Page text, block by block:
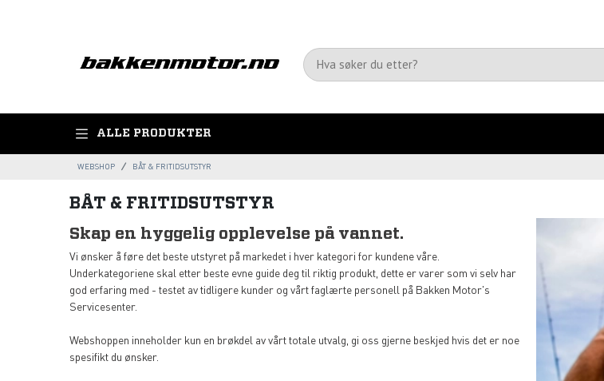
ALLE PRODUKTER
WEBSHOP BÅT & FRITIDSUTSTYR
BÅT & FRITIDSUTSTYR
Skap en hyggelig opplevelse på vannet.
Vi ønsker å føre det beste utstyret på markedet i hver kategori for kundene våre.
Underkategoriene skal etter beste evne guide deg til riktig produkt, dette er varer som vi selv har
god erfaring med - testet av tidligere kunder og vårt faglærte personell på Bakken Motor's
Servicesenter.
Webshoppen inneholder kun en brøkdel av vårt totale utvalg, gi oss gjerne beskjed hvis det er noe
spesifikt du ønsker.